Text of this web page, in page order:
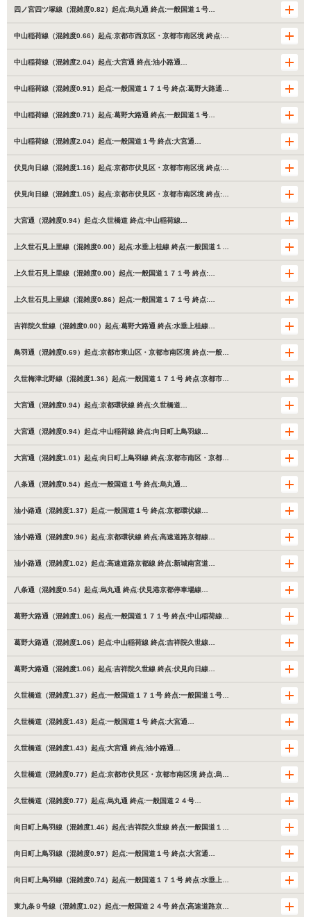
四ノ宮四ツ塚線（混雑度0.82）起点:烏丸通 終点:一般国道１号…
中山稲荷線（混雑度0.66）起点:京都市西京区・京都市南区境 終点:…
中山稲荷線（混雑度2.04）起点:大宮通 終点:油小路通…
中山稲荷線（混雑度0.91）起点:一般国道１７１号 終点:葛野大路通…
中山稲荷線（混雑度0.71）起点:葛野大路通 終点:一般国道１号…
中山稲荷線（混雑度2.04）起点:一般国道１号 終点:大宮通…
伏見向日線（混雑度1.16）起点:京都市伏見区・京都市南区境 終点:…
伏見向日線（混雑度1.05）起点:京都市伏見区・京都市南区境 終点:…
大宮通（混雑度0.94）起点:久世橋道 終点:中山稲荷線…
上久世石見上里線（混雑度0.00）起点:水垂上桂線 終点:一般国道１…
上久世石見上里線（混雑度0.00）起点:一般国道１７１号 終点:…
上久世石見上里線（混雑度0.86）起点:一般国道１７１号 終点:…
吉祥院久世線（混雑度0.00）起点:葛野大路通 終点:水垂上桂線…
鳥羽通（混雑度0.69）起点:京都市東山区・京都市南区境 終点:一般…
久世梅津北野線（混雑度1.36）起点:一般国道１７１号 終点:京都市…
大宮通（混雑度0.94）起点:京都環状線 終点:久世橋道…
大宮通（混雑度0.94）起点:中山稲荷線 終点:向日町上鳥羽線…
大宮通（混雑度1.01）起点:向日町上鳥羽線 終点:京都市南区・京都…
八条通（混雑度0.54）起点:一般国道１号 終点:烏丸通…
油小路通（混雑度1.37）起点:一般国道１号 終点:京都環状線…
油小路通（混雑度0.96）起点:京都環状線 終点:高速道路京都線…
油小路通（混雑度1.02）起点:高速道路京都線 終点:新城南宮道…
八条通（混雑度0.54）起点:烏丸通 終点:伏見港京都停車場線…
葛野大路通（混雑度1.06）起点:一般国道１７１号 終点:中山稲荷線…
葛野大路通（混雑度1.06）起点:中山稲荷線 終点:吉祥院久世線…
葛野大路通（混雑度1.06）起点:吉祥院久世線 終点:伏見向日線…
久世橋道（混雑度1.37）起点:一般国道１７１号 終点:一般国道１号…
久世橋道（混雑度1.43）起点:一般国道１号 終点:大宮通…
久世橋道（混雑度1.43）起点:大宮通 終点:油小路通…
久世橋道（混雑度0.77）起点:京都市伏見区・京都市南区境 終点:烏…
久世橋道（混雑度0.77）起点:烏丸通 終点:一般国道２４号…
向日町上鳥羽線（混雑度1.46）起点:吉祥院久世線 終点:一般国道１…
向日町上鳥羽線（混雑度0.97）起点:一般国道１号 終点:大宮通…
向日町上鳥羽線（混雑度0.74）起点:一般国道１７１号 終点:水垂上…
東九条９号線（混雑度1.02）起点:一般国道２４号 終点:高速道路京…